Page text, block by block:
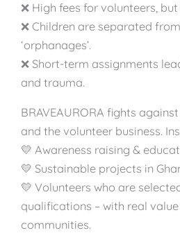
❌ High fees for volunteers,
❌ Children are separated
‘orphanages’.
❌ Short-term assignments
and trauma.
BRAVEAURORA fights
and the volunteer business.
💛 Awareness raising &
💛 Sustainable projects in
💛 Volunteers who are
qualifications – with real
communities.